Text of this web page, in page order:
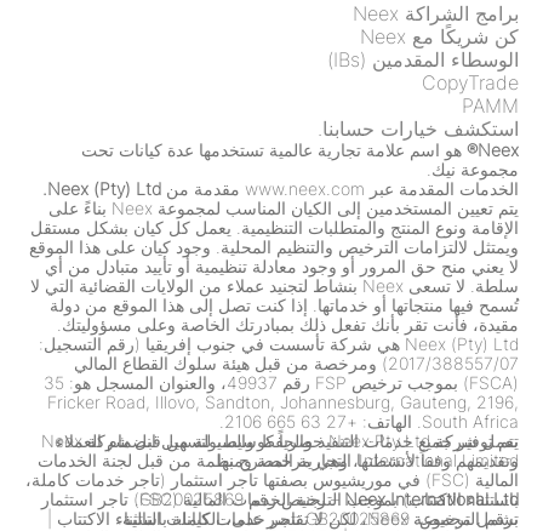
برامج الشراكة Neex
كن شريكًا مع Neex
الوسطاء المقدمين (IBs)
CopyTrade
PAMM
استكشف خيارات حسابنا.
Neex®
هو اسم علامة تجارية عالمية تستخدمها عدة كيانات تحت
مجموعة نيك.
الخدمات المقدمة عبر www.neex.com مقدمة من
Neex (Pty) Ltd.
يتم تعيين المستخدمين إلى الكيان المناسب لمجموعة Neex بناءً على
الإقامة ونوع المنتج والمتطلبات التنظيمية. يعمل كل كيان بشكل مستقل
ويمتثل لالتزامات الترخيص والتنظيم المحلية. وجود كيان على هذا الموقع
لا يعني منح حق المرور أو وجود معادلة تنظيمية أو تأييد متبادل من أي
سلطة. لا تسعى Neex بنشاط لتجنيد عملاء من الولايات القضائية التي لا
تُسمح فيها منتجاتها أو خدماتها. إذا كنت تصل إلى هذا الموقع من دولة
مقيدة، فأنت تقر بأنك تفعل ذلك بمبادرتك الخاصة وعلى مسؤوليتك.
Neex (Pty) Ltd هي شركة تأسست في جنوب إفريقيا (رقم التسجيل:
2017/388557/07) ومرخصة من قبل هيئة سلوك القطاع المالي
(FSCA) بموجب ترخيص FSP رقم 49937، والعنوان المسجل هو: 35
Fricker Road, Illovo, Sandton, Johannesburg, Gauteng, 2196,
South Africa. الهاتف: +27 63 665 2106.
تعمل شركة Neex Pty Ltd حصرياً كوسيط، لتسهيل انضمام العملاء
وتقديمهم وفقاً لأنشطتها التجارية المصرح بها.
يتم توفير جميع خدمات التنفيذ والحفظ والسيولة من قبل شركة Neex
International Limited، وهي مرخصة ومنظمة من قبل لجنة الخدمات
المالية (FSC) في موريشيوس بصفتها تاجر استثمار (تاجر خدمات كاملة،
باستثناء الاكتتاب) بموجب الترخيص رقم GB20025869.
تشمل مجموعة Neex، لكن لا تقتصر على، الكيانات التالية:
Neex International Ltd
– لجنة الخدمات المالية (FSC) تاجر استثمار
برقم الترخيص: GB20025869 تاجر خدمات كاملة باستثناء الاكتتاب